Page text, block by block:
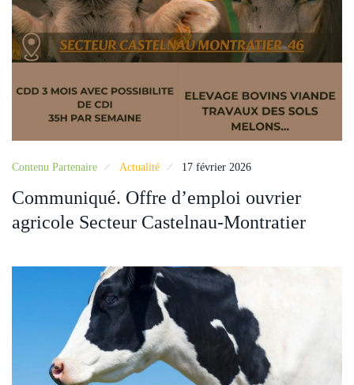
Contenu Partenaire Actualité 17 février 2026
Communiqué. Offre d’emploi ouvrier
agricole Secteur Castelnau-Montratier